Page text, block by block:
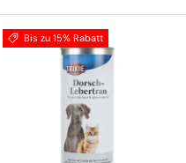
Bis zu 15% Rabatt